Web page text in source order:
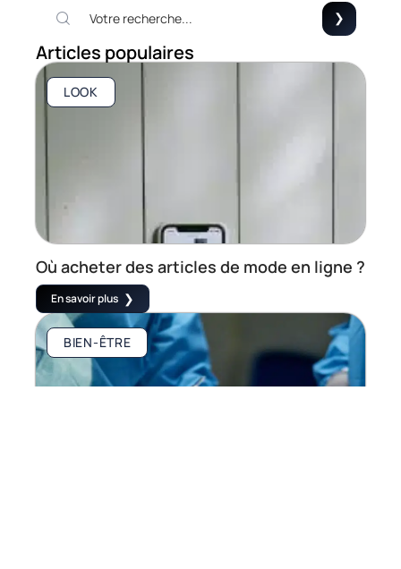
Articles populaires
LOOK
Où acheter des articles de mode en ligne ?
En savoir plus
BIEN-ÊTRE